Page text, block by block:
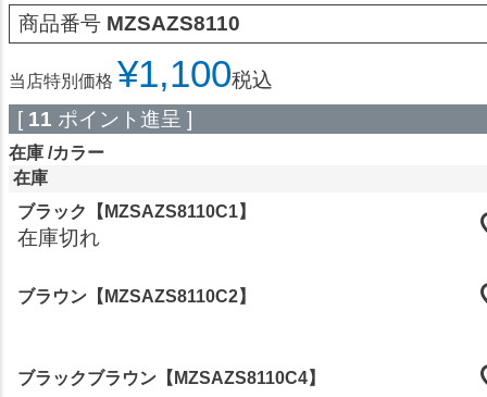
商品番号 MZSAZS8110
当店特別価格 ¥1,100税込
[ 11 ポイント進呈 ]
在庫 カラー
在庫
ブラック【MZSAZS8110C1】
在庫切れ
ブラウン【MZSAZS8110C2】
ブラックブラウン【MZSAZS8110C4】